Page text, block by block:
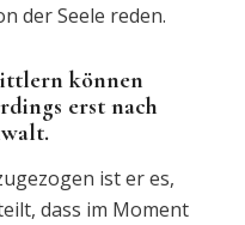
der Seele reden.
können
erst nach
ist er es,
dass im Moment